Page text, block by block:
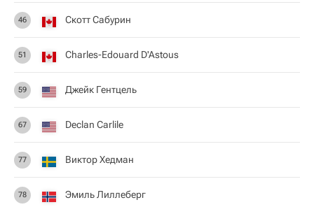
46 Скотт Сабурин
51 Charles-Edouard D'Astous
59 Джейк Гентцель
67 Declan Carlile
77 Виктор Хедман
78 Эмиль Лиллеберг